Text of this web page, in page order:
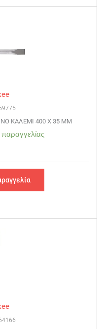
ΚΑΛΕΜΙ 400 Χ 35 MM
παραγγελίας